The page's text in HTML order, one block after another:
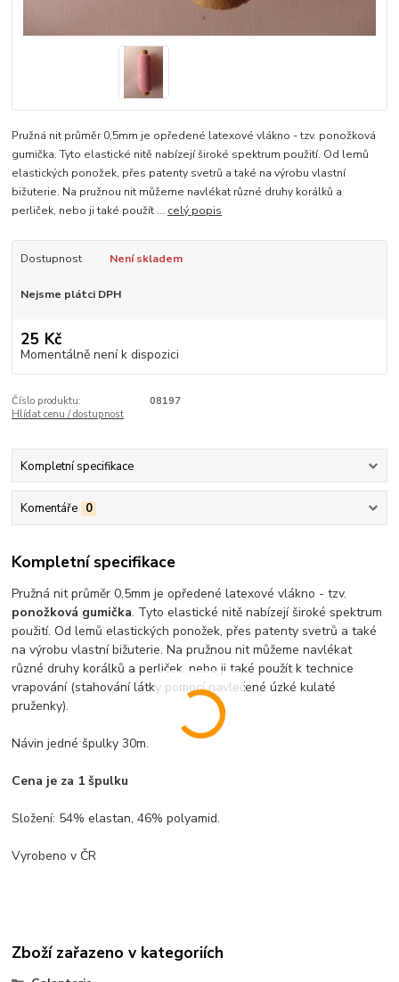
Pružná nit průměr 0,5mm je opředené latexové vlákno - tzv. ponožková
gumička. Tyto elastické nitě nabízejí široké spektrum použití. Od lemů
elastických ponožek, přes patenty svetrů a také na výrobu vlastní
bižuterie. Na pružnou nit můžeme navlékat různé druhy korálků a
perliček, nebo ji také použít ... celý popis
Dostupnost Není skladem
Nejsme plátci DPH
25 Kč
Momentálně není k dispozici
Číslo produktu:
08197
Hlídat cenu / dostupnost
Kompletní specifikace
Komentáře 0
Kompletní specifikace
Pružná nit průměr 0,5mm je opředené latexové vlákno - tzv.
ponožková gumička. Tyto elastické nitě nabízejí široké spektrum
použití. Od lemů elastických ponožek, přes patenty svetrů a také
na výrobu vlastní bižuterie. Na pružnou nit můžeme navlékat
různé druhy korálků a perliček, nebo ji také použít k technice
vrapování (stahování látky pomocí navlečené úzké kulaté
pruženky).
Návin jedné špulky 30m.
Cena je za 1 špulku
Složení: 54% elastan, 46% polyamid.
Vyrobeno v ČR
Zboží zařazeno v kategoriích